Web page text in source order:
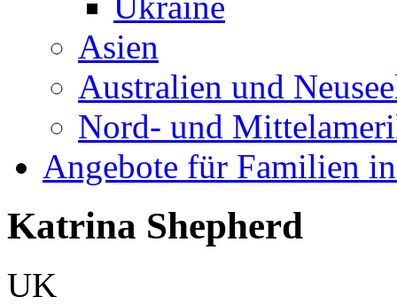
Asien
Australien und
Nord- und
Angebote für Familien
Katrina Shepherd
UK